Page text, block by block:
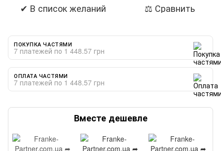
✔ В список желаний ⚖ Сравнить
ПОКУПКА ЧАСТЯМИ
7 платежей по 1 448.57 грн
ОПЛАТА ЧАСТЯМИ
7 платежей по 1 448.57 грн
Вместе дешевле